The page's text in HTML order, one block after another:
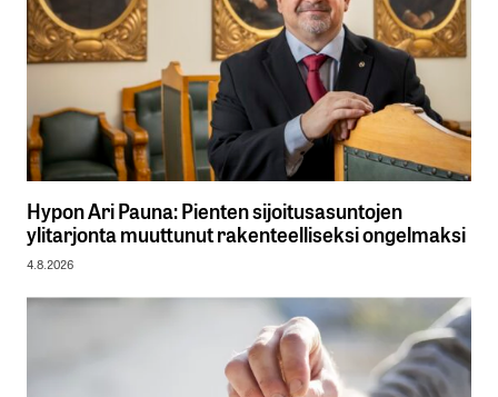
Hypon Ari Pauna: Pienten sijoitusasuntojen
ylitarjonta muuttunut rakenteelliseksi ongelmaksi
4.8.2026